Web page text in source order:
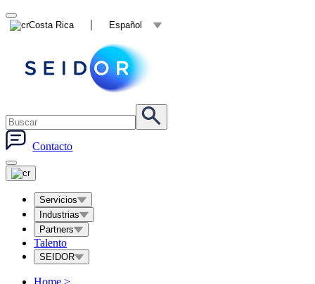
Costa Rica Español
Contacto
Servicios
Industrias
Partners
Talento
SEIDOR
Home >